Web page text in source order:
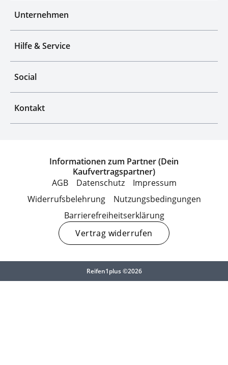
Unternehmen
Hilfe & Service
Social
Kontakt
Informationen zum Partner (Dein
Kaufvertragspartner)
AGB
Datenschutz
Impressum
Widerrufsbelehrung
Nutzungsbedingungen
Barrierefreiheitserklärung
Vertrag widerrufen
Reifen1plus ©2026